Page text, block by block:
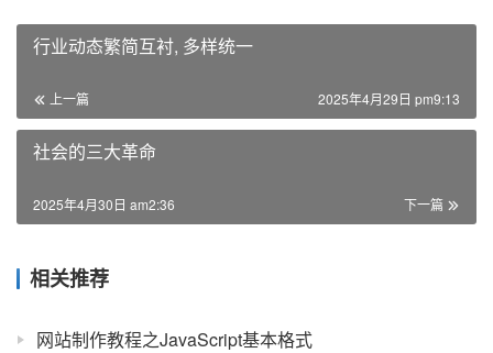
行业动态繁简互衬, 多样统一
上一篇 2025年4月29日 pm9:13
社会的三大革命
下一篇
2025年4月30日 am2:36
相关推荐
网站制作教程之JavaScript基本格式